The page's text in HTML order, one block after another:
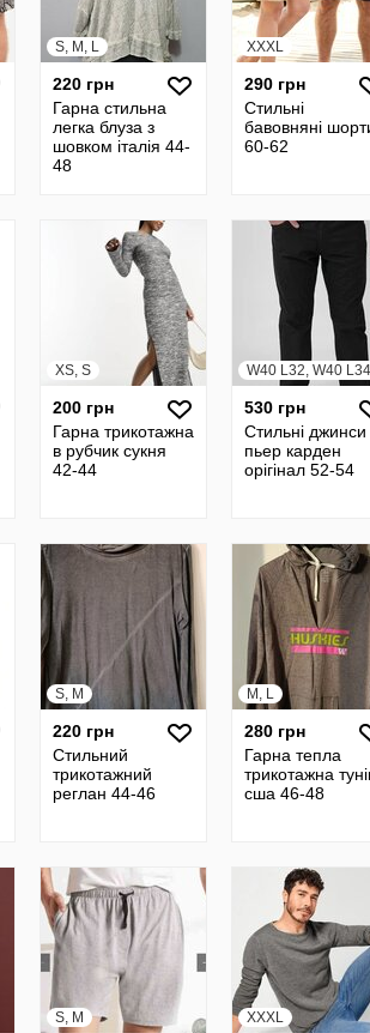
S, M, L
220 грн
Гарна стильна
легка блуза з
шовком італія 44-
48
XXXL
290 грн
Стильні
бавовняні
60-62
XS, S
200 грн
Гарна трикотажна
в рубчик сукня
42-44
W40 L32, W40 L34
530 грн
Стильні джинси
пьер карден
орігінал 52-54
S, M
220 грн
Стильний
трикотажний
реглан 44-46
M, L
280 грн
Гарна тепла
трикотажна
сша 46-48
S, M XXXL